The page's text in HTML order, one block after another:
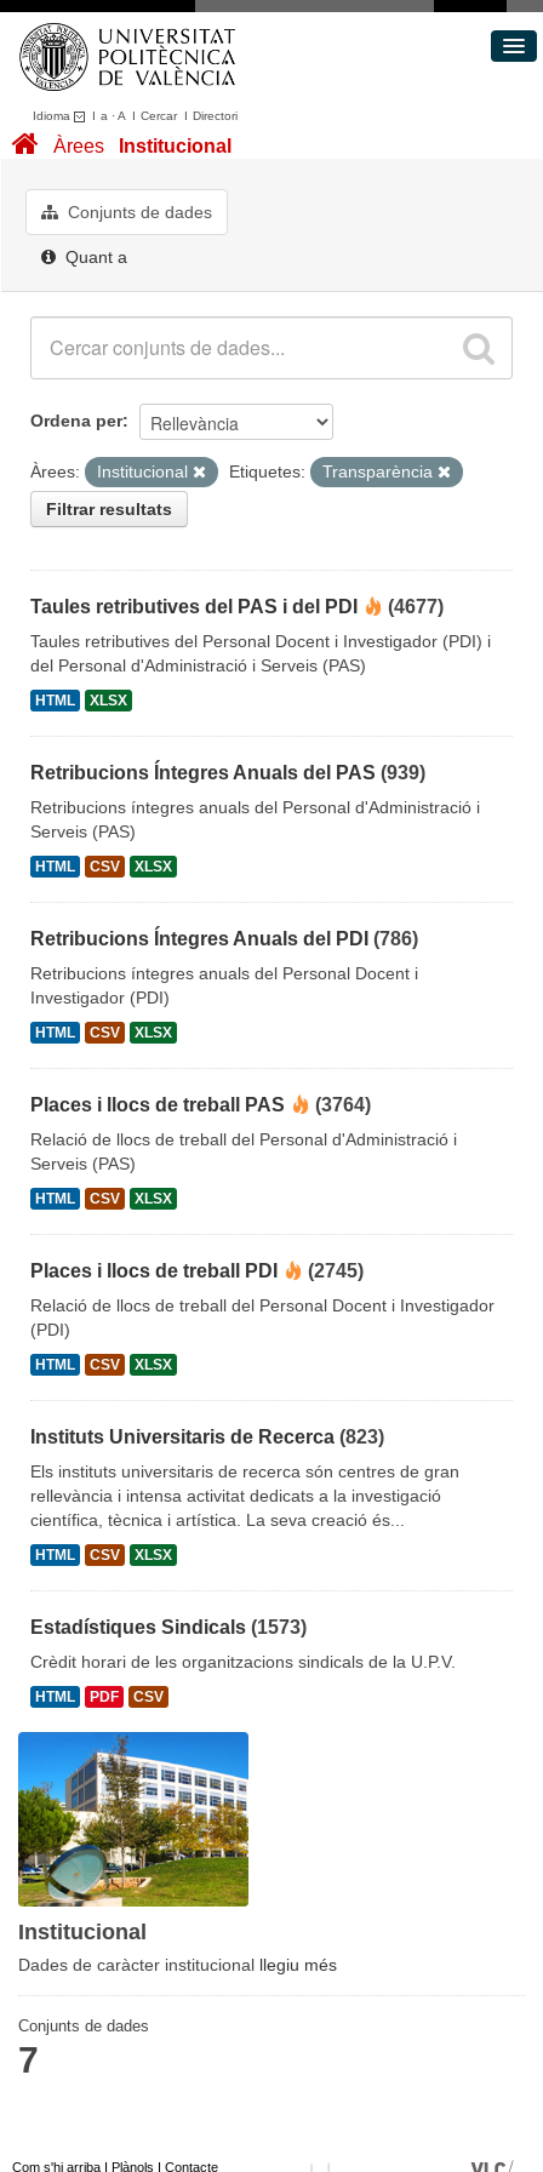
Idioma I a ·A I CercarI Directori
Conjunts de dades
Quant a
Àrees Institucional
Conjunts de dades
Quant a
Ordena per
Àrees: Institucional Etiquetes:
Transparència
Filtrar resultats
Taules retributives del PAS i del PDI (4677)
Taules retributives del Personal Docent i Investigador (PDI) i
del Personal d'Administració i Serveis (PAS)
HTML XLSX
Retribucions Íntegres Anuals del PAS (939)
Retribucions íntegres anuals del Personal d'Administració i
Serveis (PAS)
HTML CSV XLSX
Retribucions Íntegres Anuals del PDI (786)
Retribucions íntegres anuals del Personal Docent i
Investigador (PDI)
HTML CSV XLSX
Places i llocs de treball PAS (3764)
Relació de llocs de treball del Personal d'Administració i
Serveis (PAS)
HTML CSV XLSX
Places i llocs de treball PDI (2745)
Relació de llocs de treball del Personal Docent i Investigador
(PDI)
HTML CSV XLSX
Instituts Universitaris de Recerca (823)
Els instituts universitaris de recerca són centres de gran
rellevància i intensa activitat dedicats a la investigació
científica, tècnica i artística. La seva creació és...
HTML CSV XLSX
Estadístiques Sindicals (1573)
Crèdit horari de les organitzacions sindicals de la U.P.V.
HTML PDF CSV
Institucional
Dades de caràcter institucional llegiu més
Conjunts de dades
7
Com s'hi arriba I Plànols I Contacte